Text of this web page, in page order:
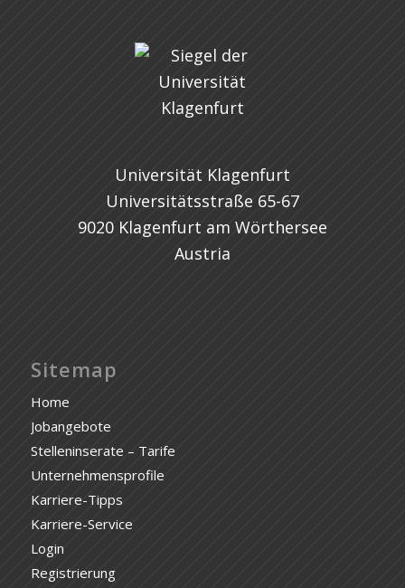
Universität Klagenfurt
Universitätsstraße 65-67
9020 Klagenfurt am Wörthersee
Austria
Sitemap
Home
Jobangebote
Stelleninserate – Tarife
Unternehmensprofile
Karriere-Tipps
Karriere-Service
Login
Registrierung